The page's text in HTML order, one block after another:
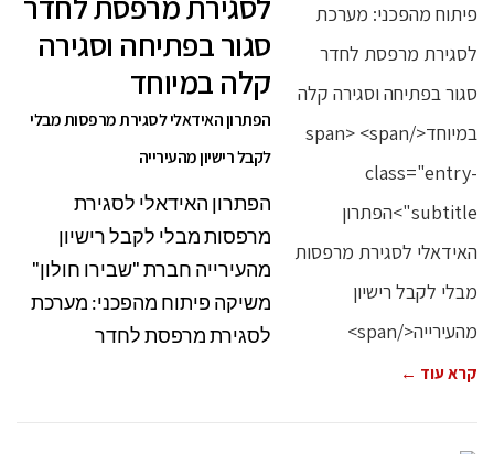
סגור בפתיחה וסגירה
קלה במיוחד
הפתרון האידאלי לסגירת מרפסות מבלי
לקבל רישיון מהעירייה
הפתרון האידאלי לסגירת
מרפסות מבלי לקבל רישיון
מהעירייה חברת "שבירו חולון"
משיקה פיתוח מהפכני: מערכת
לסגירת מרפסת לחדר
קרא עוד ←